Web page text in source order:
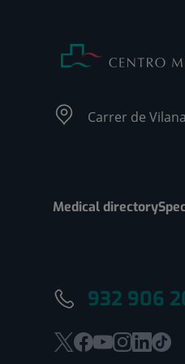
Carrer de
Medical directory
932 906